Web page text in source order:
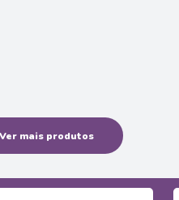
mais produtos